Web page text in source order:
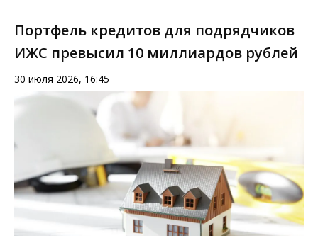
Портфель кредитов для подрядчиков
ИЖС превысил 10 миллиардов рублей
30 июля 2026, 16:45